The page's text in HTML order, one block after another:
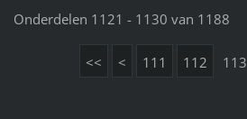
Onderdelen 1121 - 1130 van 1188
<< < 111 112 113